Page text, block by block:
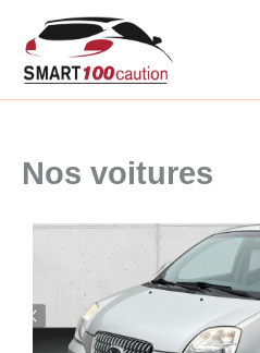
contenu
Nos voitures